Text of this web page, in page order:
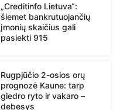
„Creditinfo Lietuva“:
šiemet bankrutuojančių
įmonių skaičius gali
pasiekti 915
Rugpjūčio 2-osios orų
prognozė Kaune: tarp
giedro ryto ir vakaro –
debesys